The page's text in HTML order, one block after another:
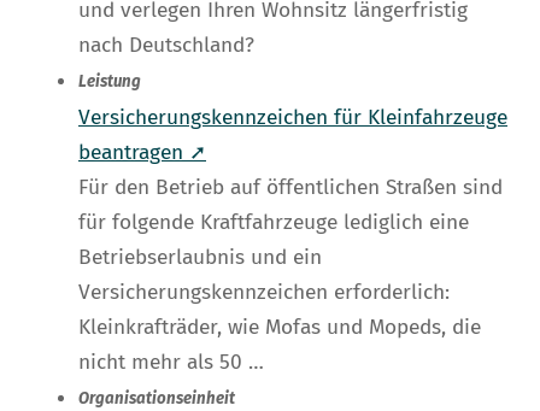
und verlegen Ihren Wohnsitz längerfristig
nach Deutschland?
Leistung
Versicherungskennzeichen für Kleinfahrzeuge
beantragen ➚
Für den Betrieb auf öffentlichen Straßen sind
für folgende Kraftfahrzeuge lediglich eine
Betriebserlaubnis und ein
Versicherungskennzeichen erforderlich:
Kleinkrafträder, wie Mofas und Mopeds, die
nicht mehr als 50 …
Organisationseinheit